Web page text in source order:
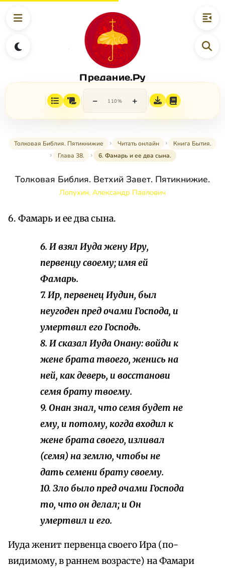
Предание.Ру
− 110% +
Толковая Библия. Пятикнижие Читать онлайн
Книга Бытия.
Глава 38.
6. Фамарь и ее два сына.
Толковая Библия. Ветхий Завет. Пятикнижие.
Лопухин, Александр Павлович
6. Фамарь и ее два сына.
6. И взял Иуда жену Иру,
первенцу своему; имя ей
Фамарь.
7. Ир, первенец Иудин, был
неугоден пред очами Господа, и
умертвил его Господь.
8. И сказал Иуда Онану: войди к
жене брата твоего, женись на
ней, как деверь, и восстанови
семя брату твоему.
9. Онан знал, что семя будет не
ему, и потому, когда входил к
жене брата своего, изливал
(семя) на землю, чтобы не
дать семени брату своему.
10. Зло было пред очами Господа
то, что он делал; и Он
умертвил и его.
Иуда женит первенца своего Ира (по-
видимому, в раннем возрасте) на Фамари